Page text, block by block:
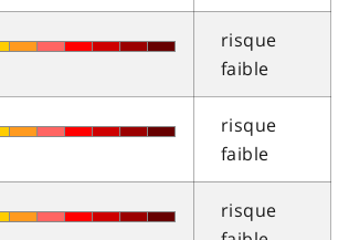
risque
faible
risque
faible
risque